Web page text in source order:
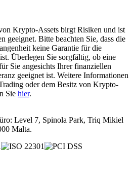
Krypto-Assets birgt Risiken und ist
geeignet. Bitte beachten Sie, dass die
keine Garantie für die
Überlegen Sie sorgfältig, ob eine
Sie angesichts Ihrer finanziellen
geeignet ist. Weitere Informationen
oder dem Besitz von Krypto-
Sie hier.
Level 7, Spinola Park, Triq Mikiel
Malta.